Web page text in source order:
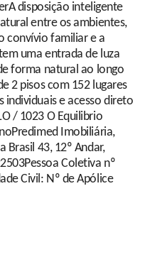
disposição inteligente
entre os ambientes,
convívio familiar e a
uma entrada de luza
forma natural ao longo
2 pisos com 152 lugares
e acesso direto
/ 1023 O Equilibrio
Imobiliária,
Brasil 43, 12º Andar,
Coletiva nº
Civil: Nº de Apólice